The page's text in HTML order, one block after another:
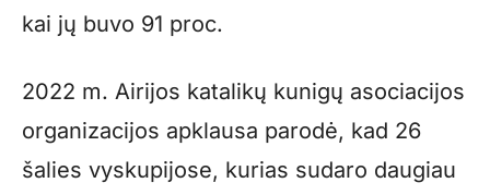
kai jų buvo 91 proc.
2022 m. Airijos katalikų kunigų asociacijos
organizacijos apklausa parodė, kad 26
šalies vyskupijose, kurias sudaro daugiau